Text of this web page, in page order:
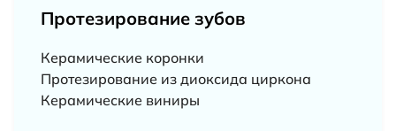
Протезирование зубов
Керамические коронки
Протезирование из диоксида циркона
Керамические виниры